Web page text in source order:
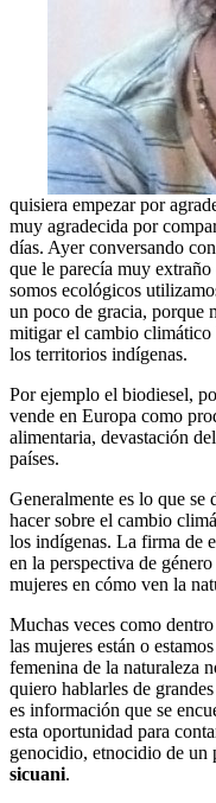
quisiera empezar por
muy agradecida por
días. Ayer conversando
que le parecía muy
somos ecológicos
un poco de gracia, porque
mitigar el cambio climático
los territorios indígenas.
Por ejemplo el biodiesel,
vende en Europa como
alimentaria, devastación
países.
Generalmente es lo que se
hacer sobre el cambio
los indígenas. La firma de
en la perspectiva de
mujeres en cómo ven la
Muchas veces como
las mujeres están o
femenina de la naturaleza
quiero hablarles de
es información que se
esta oportunidad para
genocidio, etnocidio de un
sicuani.